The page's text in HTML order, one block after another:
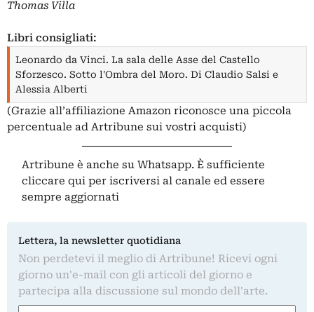
Thomas Villa
Libri consigliati:
Leonardo da Vinci. La sala delle Asse del Castello
Sforzesco. Sotto l'Ombra del Moro. Di Claudio Salsi e
Alessia Alberti
(Grazie all’affiliazione Amazon riconosce una piccola
percentuale ad Artribune sui vostri acquisti)
Artribune è anche su Whatsapp. È sufficiente
cliccare qui per iscriversi al canale ed essere
sempre aggiornati
Lettera, la newsletter quotidiana
Non perdetevi il meglio di Artribune! Ricevi ogni
giorno un'e-mail con gli articoli del giorno e
partecipa alla discussione sul mondo dell'arte.